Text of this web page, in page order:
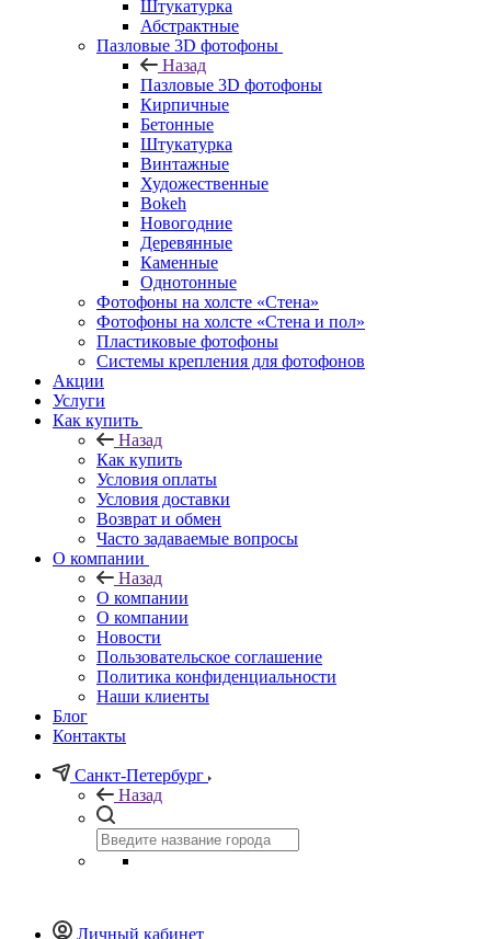
Штукатурка
Абстрактные
Пазловые 3D фотофоны
Назад
Пазловые 3D фотофоны
Кирпичные
Бетонные
Штукатурка
Винтажные
Художественные
Bokeh
Новогодние
Деревянные
Каменные
Однотонные
Фотофоны на холсте «Стена»
Фотофоны на холсте «Стена и пол»
Пластиковые фотофоны
Системы крепления для фотофонов
Акции
Услуги
Как купить
Назад
Как купить
Условия оплаты
Условия доставки
Возврат и обмен
Часто задаваемые вопросы
О компании
Назад
О компании
О компании
Новости
Пользовательское соглашение
Политика конфиденциальности
Наши клиенты
Блог
Контакты
Санкт-Петербург
Назад
Личный кабинет